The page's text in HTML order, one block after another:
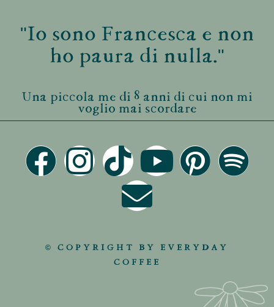
"Io sono Francesca e non
ho paura di nulla."
Una piccola me di 8 anni di cui non mi
voglio mai scordare
© COPYRIGHT BY EVERYDAY
COFFEE